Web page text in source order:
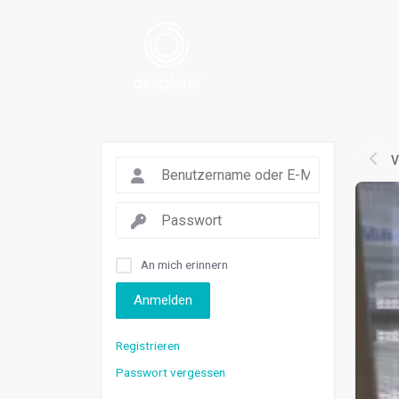
An mich erinnern
Anmelden
Registrieren
Passwort vergessen